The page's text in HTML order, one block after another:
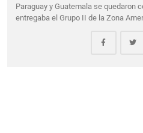
Paraguay y Guatemala se quedaron
entregaba el Grupo II de la Zona